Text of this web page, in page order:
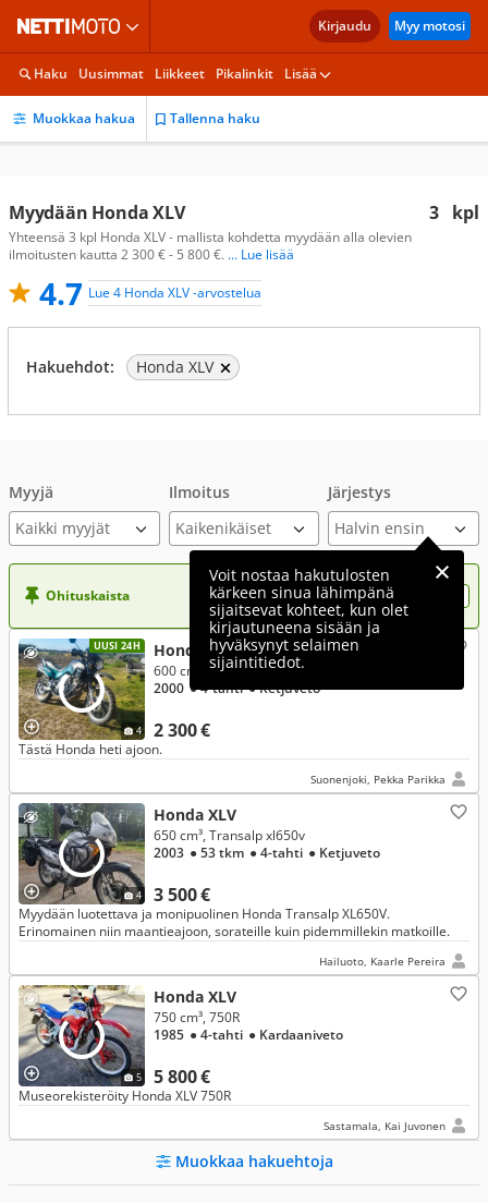
Kirjaudu Myy motosi
Haku Uusimmat Liikkeet Pikalinkit Lisää
Muokkaa hakua Tallenna haku
3 kpl
Myydään Honda XLV
Yhteensä 3 kpl Honda XLV - mallista kohdetta myydään alla olevien
ilmoitusten kautta 2 300 € - 5 800 €. ... Lue lisää
4.7 Lue 4 Honda XLV -arvostelua
Hakuehdot: Honda XLV
Myyjä
Kaikki myyjät
Ilmoitus Järjestys
Voit nostaa hakutulosten
kärkeen sinua lähimpänä
sijaitsevat kohteet, kun olet
kirjautuneena sisään ja
hyväksynyt selaimen
sijaintitiedot.
Ohituskaista Nosta ilmoituksesi tähän?
UUSI 24H
4
Honda XLV
2 300 €
600 cm³, Transalp
2000 ● 4-tahti● Ketjuveto
Tästä Honda heti ajoon.
Suonenjoki, Pekka Parikka
4
Honda XLV
3 500 €
650 cm³, Transalp xl650v
2003 ● 53 tkm ● 4-tahti ● Ketjuveto
Myydään luotettava ja monipuolinen Honda Transalp XL650V.
Erinomainen niin maantieajoon, sorateille kuin pidemmillekin matkoille.
Hailuoto, Kaarle Pereira
5
Honda XLV
5 800 €
750 cm³, 750R
1985 ● 4-tahti ● Kardaaniveto
Museorekisteröity Honda XLV 750R
Sastamala, Kai Juvonen
Muokkaa hakuehtoja